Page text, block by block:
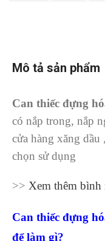
Mô tả sản phẩm
Can thiếc đựng
có nắp trong, nắp
cửa hàng xăng
chọn sử dụng
>> Xem thêm
Can thiếc đựng
để làm gì?